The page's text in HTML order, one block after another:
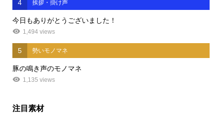
4 挨拶・掛け声
今日もありがとうございました！
1,494 views
5 勢いモノマネ
豚の鳴き声のモノマネ
1,135 views
注目素材